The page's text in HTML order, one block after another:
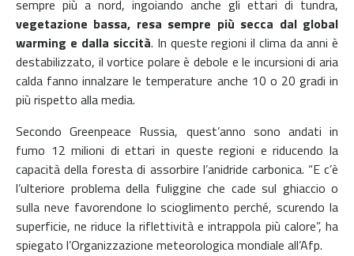
sempre più a nord, ingoiando anche gli ettari di tundra,
vegetazione bassa, resa sempre più secca dal global
warming e dalla siccità. In queste regioni il clima da anni è
destabilizzato, il vortice polare è debole e le incursioni di aria
calda fanno innalzare le temperature anche 10 o 20 gradi in
più rispetto alla media.
Secondo Greenpeace Russia, quest’anno sono andati in
fumo 12 milioni di ettari in queste regioni e riducendo la
capacità della foresta di assorbire l’anidride carbonica. “E c’è
l’ulteriore problema della fuliggine che cade sul ghiaccio o
sulla neve favorendone lo scioglimento perché, scurendo la
superficie, ne riduce la riflettività e intrappola più calore”, ha
spiegato l’Organizzazione meteorologica mondiale all’Afp.